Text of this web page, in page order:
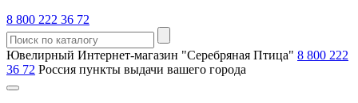
8 800 222 36 72
Ювелирный Интернет-магазин "Серебряная Птица" 8 800 222
36 72 Россия пункты выдачи вашего города